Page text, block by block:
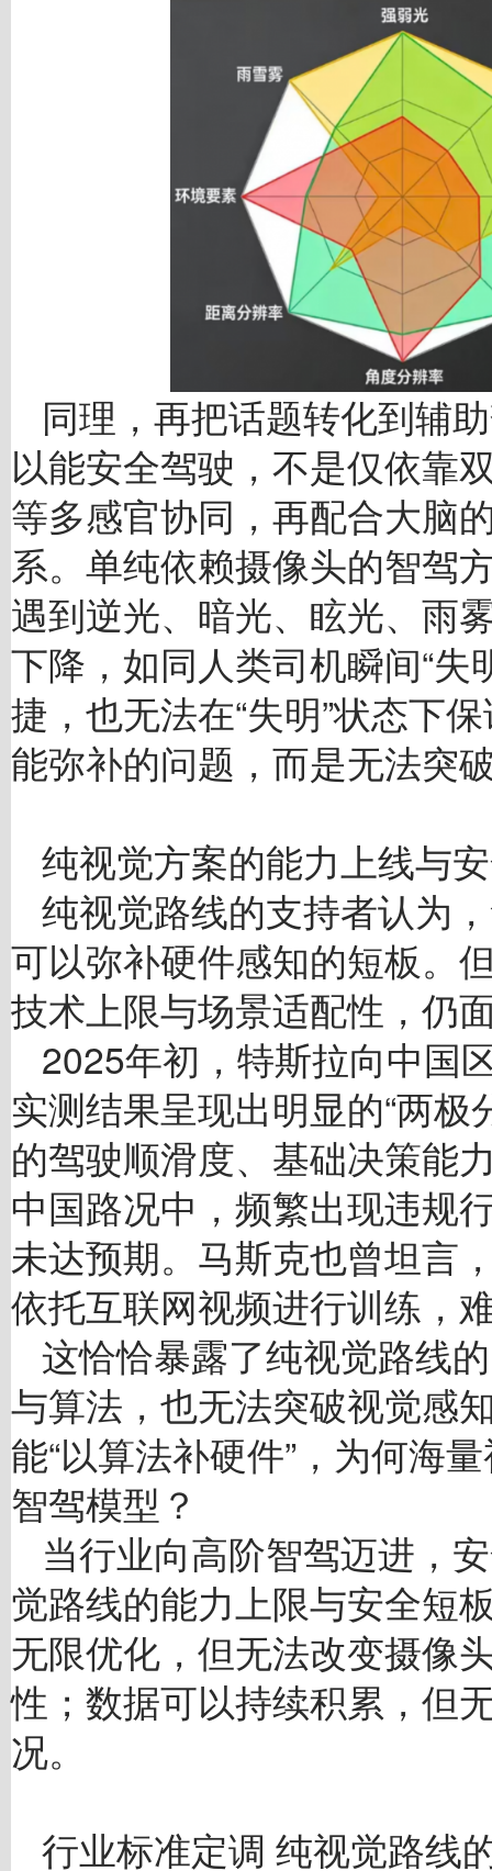
同理，再把话题转化到辅
以能安全驾驶，不是仅依靠
等多感官协同，再配合大脑
系。单纯依赖摄像头的智驾
遇到逆光、暗光、眩光、雨
下降，如同人类司机瞬间“
捷，也无法在“失明”状态下
能弥补的问题，而是无法突
纯视觉方案的能力上线与
纯视觉路线的支持者认为
可以弥补硬件感知的短板。
技术上限与场景适配性，仍
2025年初，特斯拉向中国
实测结果呈现出明显的“两
的驾驶顺滑度、基础决策能
中国路况中，频繁出现违规
未达预期。马斯克也曾坦言
依托互联网视频进行训练，
这恰恰暴露了纯视觉路线
与算法，也无法突破视觉感
能“以算法补硬件”，为何海
智驾模型？
当行业向高阶智驾迈进，
觉路线的能力上限与安全
无限优化，但无法改变摄像
性；数据可以持续积累，但
况。
行业标准定调 纯视觉路线